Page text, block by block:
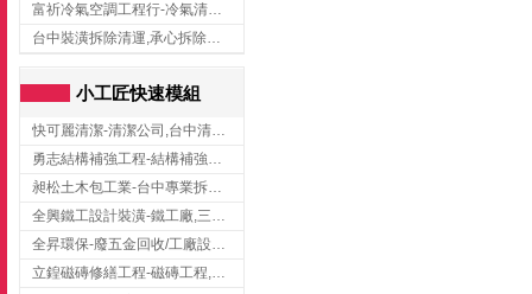
富祈冷氣空調工程行-冷氣清洗,台中冷氣清洗,台中冷氣安裝,北區冷氣清洗
台中裝潢拆除清運,承心拆除清運工程-台中包月垃圾清運,台中工廠垃圾清運,北區裝潢拆除清運
小工匠快速模組
快可麗清潔-清潔公司,台中清潔公司,台中居家清潔
勇志結構補強工程-結構補強工程 ,桃園結構補強工程,龍潭結構補強工程
昶松土木包工業-台中專業拆除工程/挖土機出租
全興鐵工設計裝潢-鐵工廠,三峽鐵工廠,台北鐵工廠
全昇環保-廢五金回收/工廠設備收購/機械設備回收/高價收購廠房設備
立鍠磁磚修繕工程-磁磚工程,磁磚修補,新竹磁磚工程